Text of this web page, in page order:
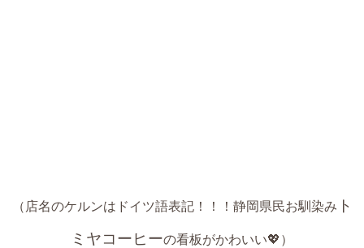
（店名のケルンはドイツ語表記！！！ 静岡県民お馴染み ト
ミヤコーヒーの看板がかわいい💖）